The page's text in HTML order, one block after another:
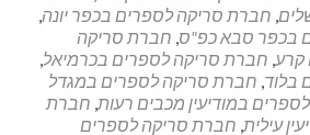
, חברת סריקה לספרים בכפר יונה,
בכפר סבא כפ"ס, חברת סריקה
קרע, חברת סריקה לספרים בכרמיאל,
בלוד, חברת סריקה לספרים במגדל
במודיעין מכבים רעות, חברת
עילית, חברת סריקה לספרים